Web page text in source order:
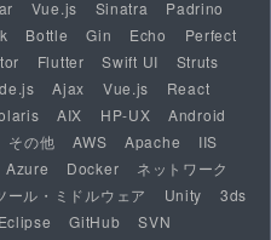
Vue.js Sinatra
Padrino
Bottle Gin Echo
Perfect
Flutter Swift UI
Struts
Ajax Vue.js
React
AIX HP-UX
Android
その他 AWS Apache
IIS
Azure Docker
ネットワーク
ール・ミドルウェア Unity
3ds
Eclipse GitHub
SVN